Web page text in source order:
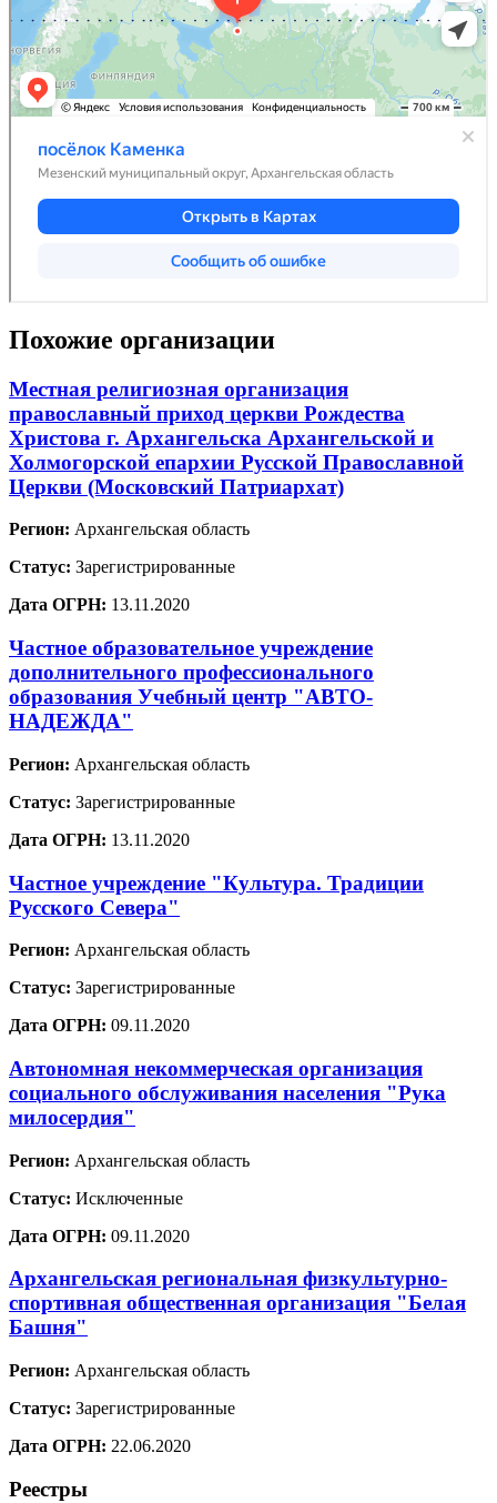
Похожие организации
Местная религиозная организация
православный приход церкви Рождества
Христова г. Архангельска Архангельской и
Холмогорской епархии Русской Православной
Церкви (Московский Патриархат)
Регион: Архангельская область
Статус: Зарегистрированные
Дата ОГРН: 13.11.2020
Частное образовательное учреждение
дополнительного профессионального
образования Учебный центр "АВТО-
НАДЕЖДА"
Регион: Архангельская область
Статус: Зарегистрированные
Дата ОГРН: 13.11.2020
Частное учреждение "Культура. Традиции
Русского Севера"
Регион: Архангельская область
Статус: Зарегистрированные
Дата ОГРН: 09.11.2020
Автономная некоммерческая организация
социального обслуживания населения "Рука
милосердия"
Регион: Архангельская область
Статус: Исключенные
Дата ОГРН: 09.11.2020
Архангельская региональная физкультурно-
спортивная общественная организация "Белая
Башня"
Регион: Архангельская область
Статус: Зарегистрированные
Дата ОГРН: 22.06.2020
Реестры